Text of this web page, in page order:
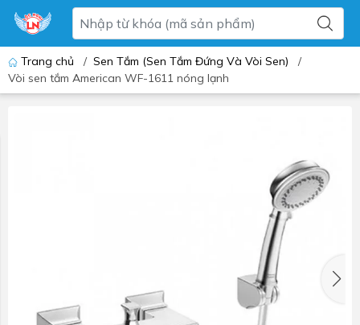
Trang chủ / Sen Tắm (Sen Tắm Đứng Và Vòi Sen)
/
Vòi sen tắm American WF-1611 nóng lạnh